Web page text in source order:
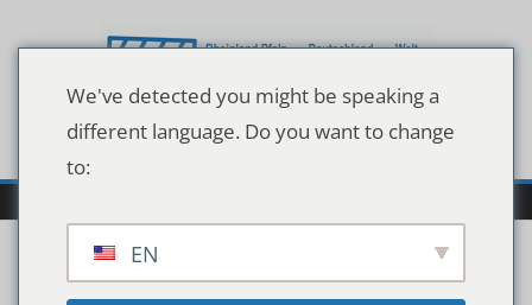
Inhalt
We've detected you might be speaking a
different language. Do you want to change
to:
EN